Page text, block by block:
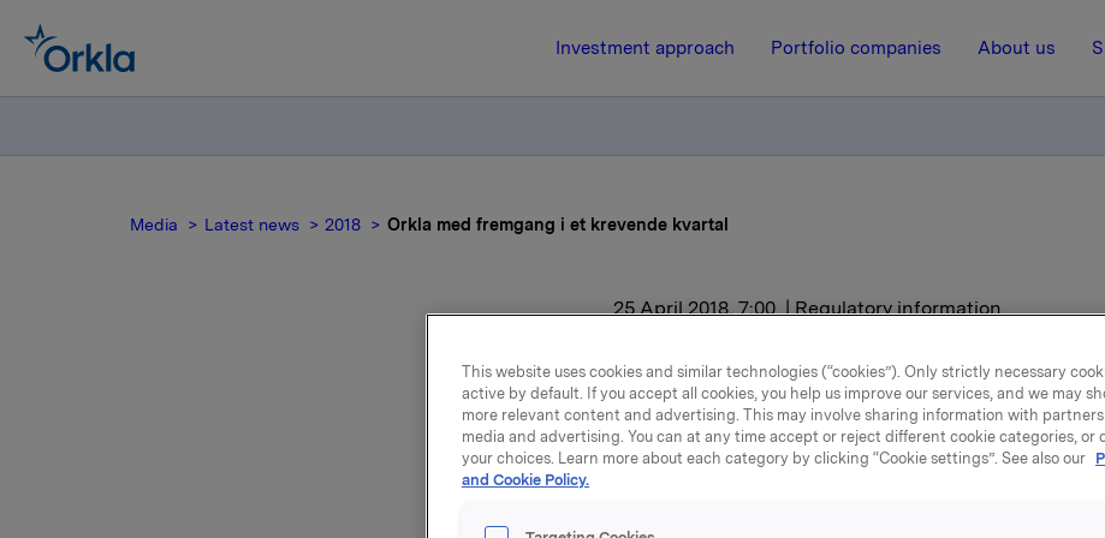
Investment approach Portfolio companies About us
Media Latest news 2018 Orkla med fremgang i et krevende kvartal
25 April 2018, 7:00 | Regulatory information
Orkla med fremgang i et
kvartal
This website uses cookies and similar technologies (“cookies”). Only strictly necessary
active by default. If you accept all cookies, you help us improve our services, and we may
more relevant content and advertising. This may involve sharing information with partners
media and advertising. You can at any time accept or reject different cookie categories, or
your choices. Learn more about each category by clicking “Cookie settings”. See also our
and Cookie Policy.